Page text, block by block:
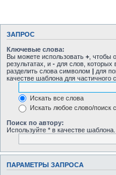
ЗАПРОС
Ключевые слова:
Вы можете использовать + , чтобы
результатах, и - для слов, которых
разделить слова символом | для
качестве шаблона для частичного
Искать все слова
Искать любое слово/поиск
Поиск по автору:
Используйте * в качестве шаблона.
ПАРАМЕТРЫ ЗАПРОСА